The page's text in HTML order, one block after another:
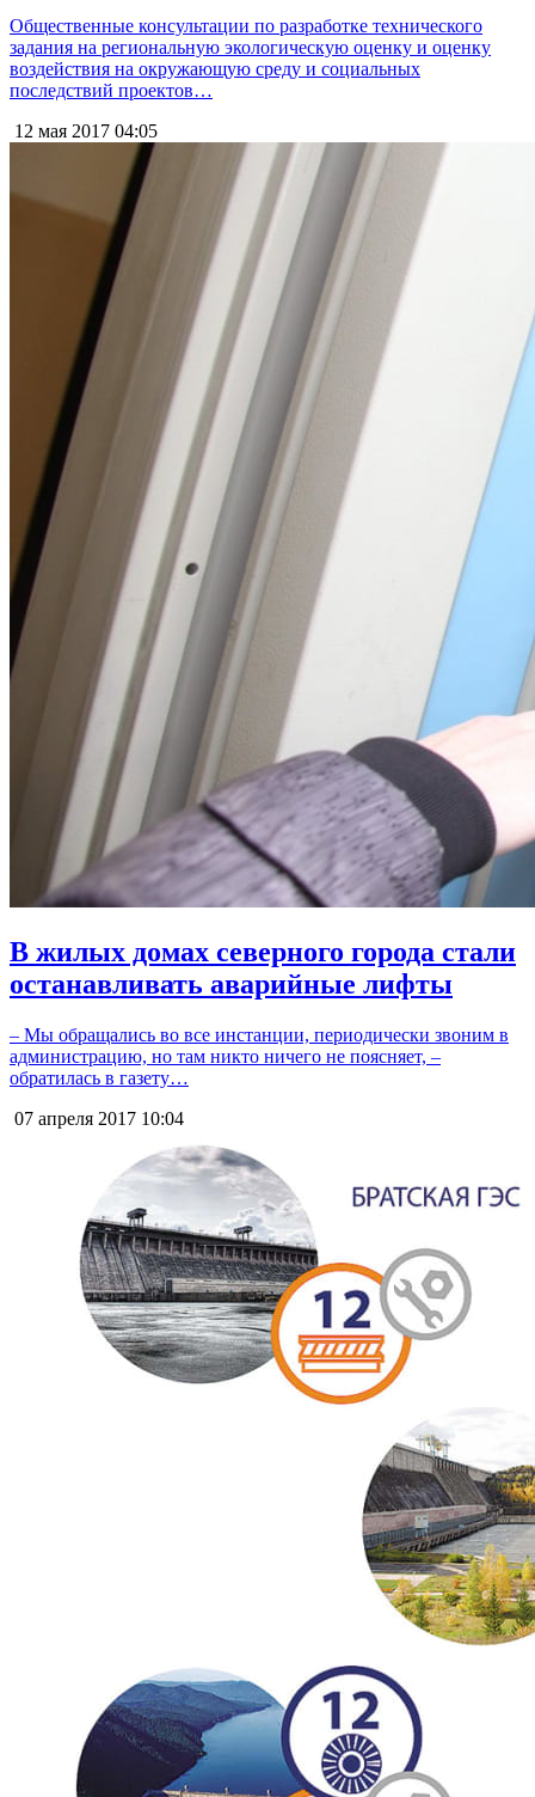
Общественные консультации по разработке технического
задания на региональную экологическую оценку и оценку
воздействия на окружающую среду и социальных
последствий проектов…
12 мая 2017 04:05
В жилых домах северного города стали
останавливать аварийные лифты
– Мы обращались во все инстанции, периодически звоним в
администрацию, но там никто ничего не поясняет, –
обратилась в газету…
07 апреля 2017 10:04